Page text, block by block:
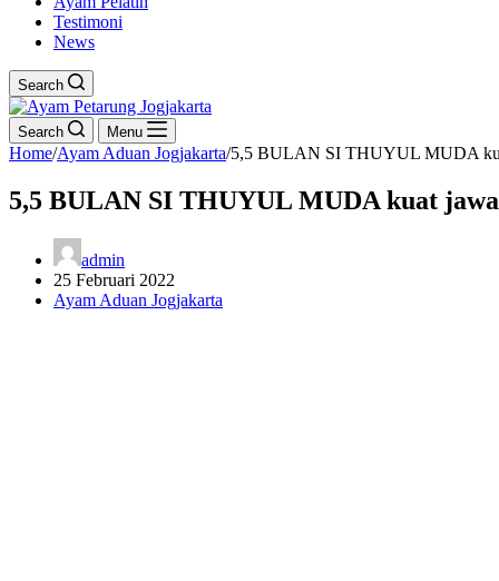
Testimoni
News
Search
Search Menu
Home/Ayam Aduan Jogjakarta/5,5 BULAN SI THUYUL MUDA
5,5 BULAN SI THUYUL MUDA kuat
admin
25 Februari 2022
Ayam Aduan Jogjakarta